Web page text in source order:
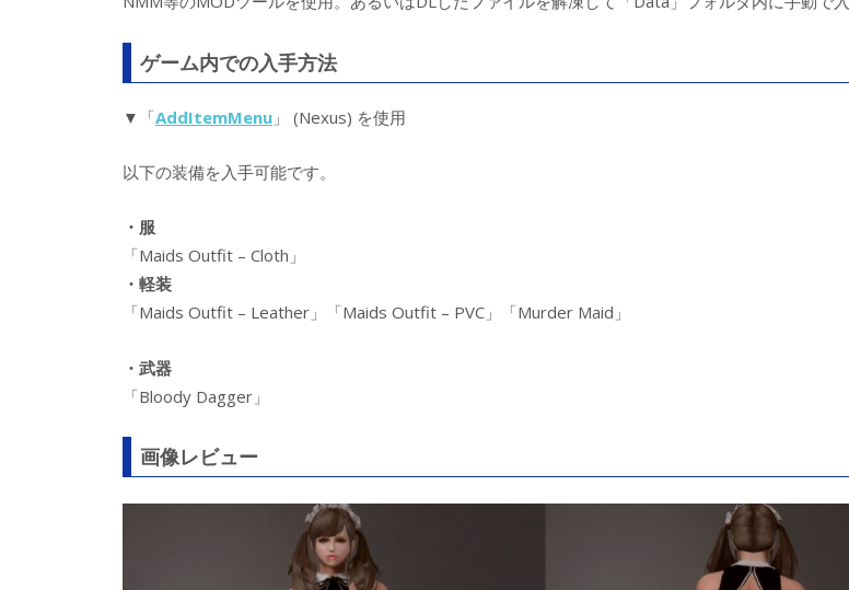
ゲーム内での入手方法
▼「AddItemMenu 」 (Nexus) を使用
以下の装備を入手可能です。
・服
「Maids Outfit – Cloth」
・軽装
「Maids Outfit – Leather」「Maids Outfit – PVC」「Murder Maid」
・武器
「Bloody Dagger」
画像レビュー